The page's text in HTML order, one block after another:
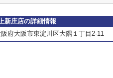
新庄店の詳細情報
阪府大阪市東淀川区大隅１丁目2-11